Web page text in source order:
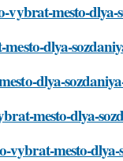
mesto-
dlya-
dlya-
mesto-dlya-
mesto-